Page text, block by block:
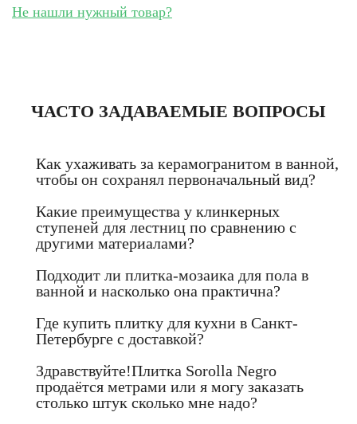
Не нашли нужный товар?
ЧАСТО ЗАДАВАЕМЫЕ ВОПРОСЫ
Как ухаживать за керамогранитом в ванной,
чтобы он сохранял первоначальный вид?
Какие преимущества у клинкерных
ступеней для лестниц по сравнению с
другими материалами?
Подходит ли плитка-мозаика для пола в
ванной и насколько она практична?
Где купить плитку для кухни в Санкт-
Петербурге с доставкой?
Здравствуйте!Плитка Sorolla Negro
продаётся метрами или я могу заказать
столько штук сколько мне надо?